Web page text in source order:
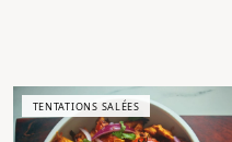
TENTATIONS SALÉES